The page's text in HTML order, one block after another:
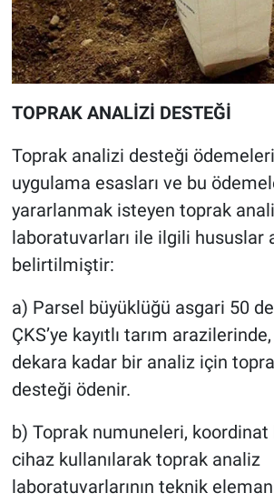
TOPRAK ANALİZİ DESTEĞİ
Toprak analizi desteği
uygulama esasları ve bu
yararlanmak isteyen toprak
laboratuvarları ile ilgili hususlar
belirtilmiştir:
a) Parsel büyüklüğü asgari 50
ÇKS’ye kayıtlı tarım
dekara kadar bir analiz için
desteği ödenir.
b) Toprak numuneleri, koordinat
cihaz kullanılarak toprak analiz
laboratuvarlarının teknik